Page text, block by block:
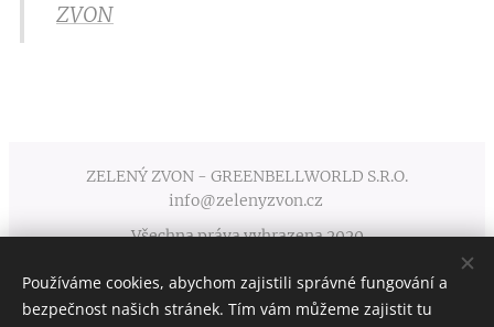
ZVON
ZELENÝ ZVON - GREENBELLWORLD S.R.O.
info@zelenyzvon.cz
Všechna práva vyhrazena 2020
Obchodní podmínky Cookies
Používáme cookies, abychom zajistili správné fungování a
bezpečnost našich stránek. Tím vám můžeme zajistit tu